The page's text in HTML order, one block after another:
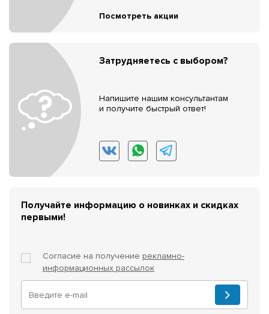
Посмотреть акции
Затрудняетесь с выбором?
Напишите нашим консультантам
и получите быстрый ответ!
Получайте информацию о новинках и скидках
первыми!
Согласие на получение рекламно-
информационных рассылок